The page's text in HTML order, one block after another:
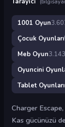
1001 Oyun
Çocuk Oyunları
Meb Oyun3.143
Oyuncini
Tablet Oyunları
Charger
Kas gücünüzü